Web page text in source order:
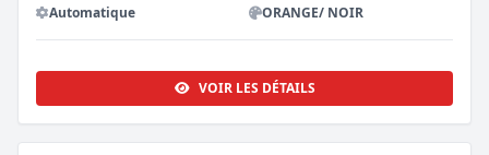
Automatique
ORANGE/ NOIR
VOIR LES DÉTAILS